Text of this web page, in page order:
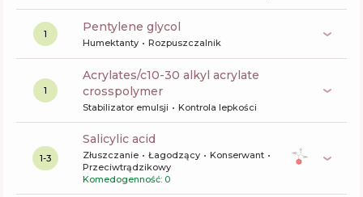
1 pentylene glycol
Humektanty Rozpuszczalnik
1
acrylates/c10-30 alkyl acrylate
crosspolymer
Stabilizator emulsji Kontrola lepkości
1-3
salicylic acid
Złuszczanie Łagodzący
Konserwant
Przeciwtrądzikowy
Komedogenność: 0